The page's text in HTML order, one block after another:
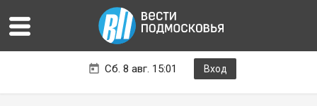
Сб. 8 авг. 15:01 Вход